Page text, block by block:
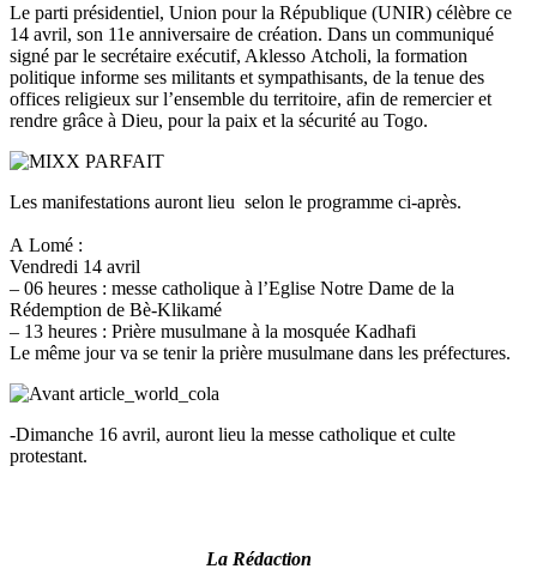
Le parti présidentiel, Union pour la République (UNIR) célèbre ce
14 avril, son 11e anniversaire de création. Dans un communiqué
signé par le secrétaire exécutif, Aklesso Atcholi, la formation
politique informe ses militants et sympathisants, de la tenue des
offices religieux sur l’ensemble du territoire, afin de remercier et
rendre grâce à Dieu, pour la paix et la sécurité au Togo.
Les manifestations auront lieu selon le programme ci-après.
A Lomé :
Vendredi 14 avril
– 06 heures : messe catholique à l’Eglise Notre Dame de la
Rédemption de Bè-Klikamé
– 13 heures : Prière musulmane à la mosquée Kadhafi
Le même jour va se tenir la prière musulmane dans les préfectures.
-Dimanche 16 avril, auront lieu la messe catholique et culte
protestant.
La Rédaction